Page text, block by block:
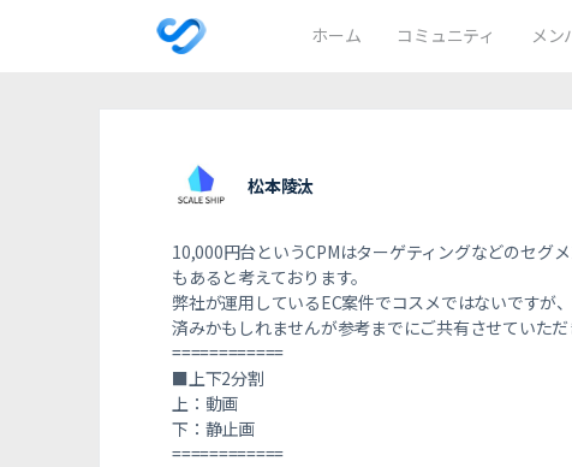
ホーム コミュニティ メン
松本陵汰
10,000円台というCPMはターゲティングなどのセグ
もあると考えております。
弊社が運用しているEC案件でコスメではないですが
済みかもしれませんが参考までにご共有させていただ
============
■上下2分割
上：動画
下：静止画
============